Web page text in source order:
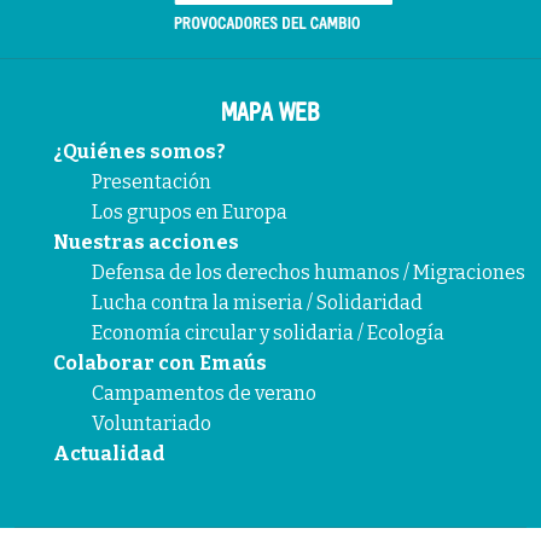
MAPA WEB
¿Quiénes somos?
Presentación
Los grupos en Europa
Nuestras acciones
Defensa de los derechos humanos / Migraciones
Lucha contra la miseria / Solidaridad
Economía circular y solidaria / Ecología
Colaborar con Emaús
Campamentos de verano
Voluntariado
Actualidad